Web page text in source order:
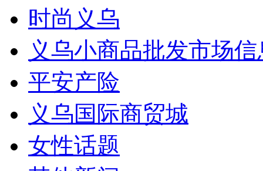
时尚义乌
义乌小商品批发市场
平安产险
义乌国际商贸城
女性话题